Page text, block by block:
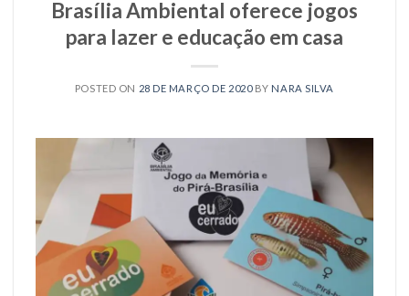
Brasília Ambiental oferece jogos
para lazer e educação em casa
POSTED ON 28 DE MARÇO DE 2020BY NARA SILVA